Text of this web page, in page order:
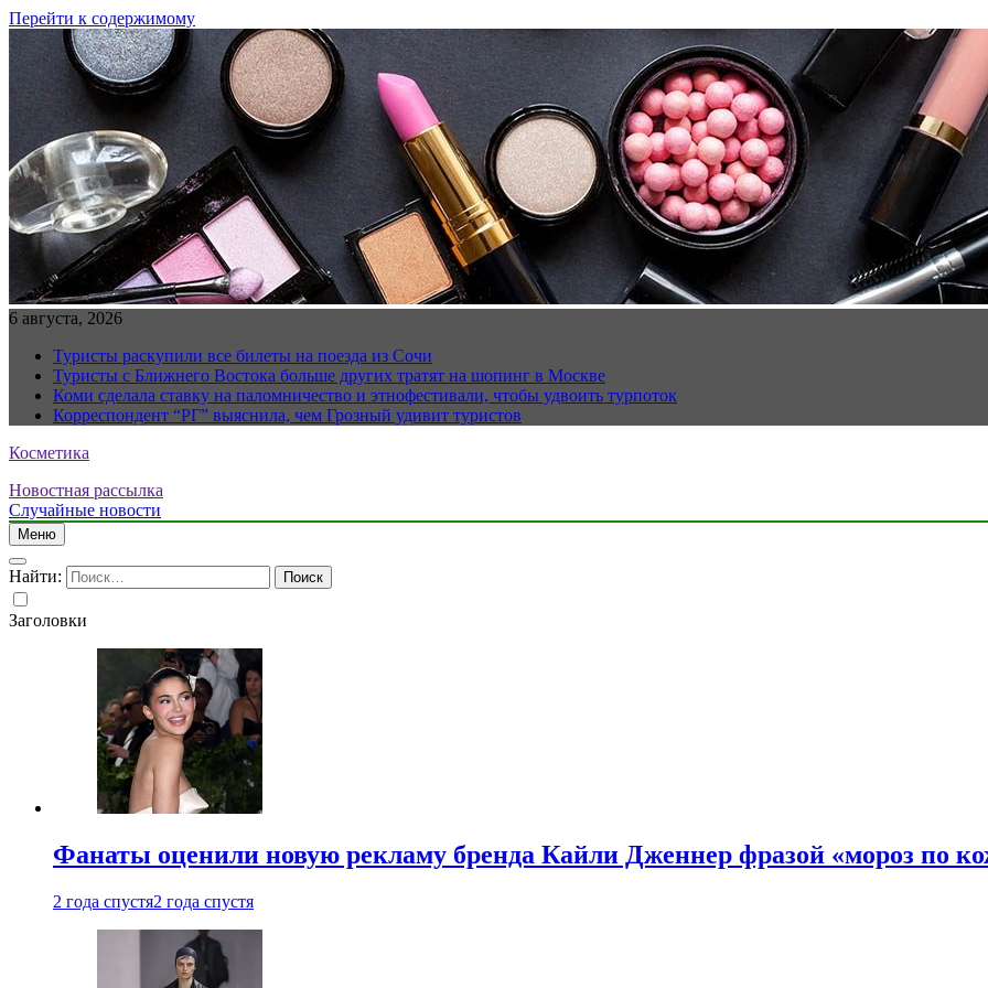
Перейти к содержимому
6 августа, 2026
Туристы раскупили все билеты на поезда из Сочи
Туристы с Ближнего Востока больше других тратят на шопинг в Москве
Коми сделала ставку на паломничество и этнофестивали, чтобы удвоить турпоток
Корреспондент “РГ” выяснила, чем Грозный удивит туристов
Косметика
Новостная рассылка
Случайные новости
Меню
Найти:
Заголовки
Фанаты оценили новую рекламу бренда Кайли Дженнер фразой «мороз по
2 года спустя2 года спустя